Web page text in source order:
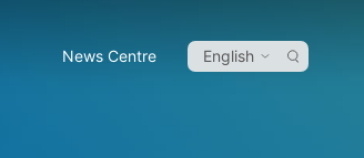
English
News Centre